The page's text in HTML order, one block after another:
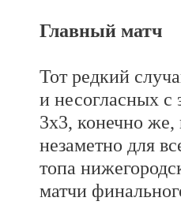
Главный матч
Тот редкий
и несогласных
3x3, конечно же,
незаметно для
топа
матчи